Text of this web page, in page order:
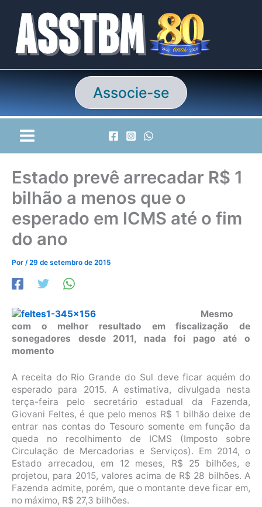
conteúdo
Associe-se
Estado prevê arrecadar R$ 1
bilhão a menos que o
esperado em ICMS até o fim
do ano
Por /29 de setembro de 2015
Mesmo
com o melhor resultado em fiscalização de
sonegadores desde 2011, nada foi pago até o
momento
A receita do Rio Grande do Sul deve ficar aquém do
esperado para 2015. A estimativa, divulgada nesta
terça-feira pelo secretário estadual da Fazenda,
Giovani Feltes, é que pelo menos R$ 1 bilhão deixe de
entrar nas contas do Tesouro somente em função da
queda no recolhimento de ICMS (Imposto sobre
Circulação de Mercadorias e Serviços). Em 2014, o
Estado arrecadou, em 12 meses, R$ 25 bilhões, e
projetou, para 2015, valores acima de R$ 28 bilhões. A
Fazenda admite, porém, que o montante deve ficar em,
no máximo, R$ 27,3 bilhões.